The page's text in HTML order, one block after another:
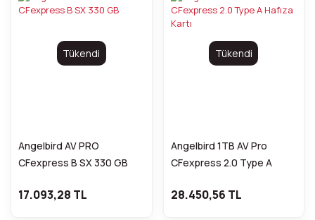
Tükendi
Angelbird AV PRO
CFexpress B SX 330 GB
17.093,28 TL
Tükendi
Angelbird 1TB AV Pro
CFexpress 2.0 Type A
28.450,56 TL